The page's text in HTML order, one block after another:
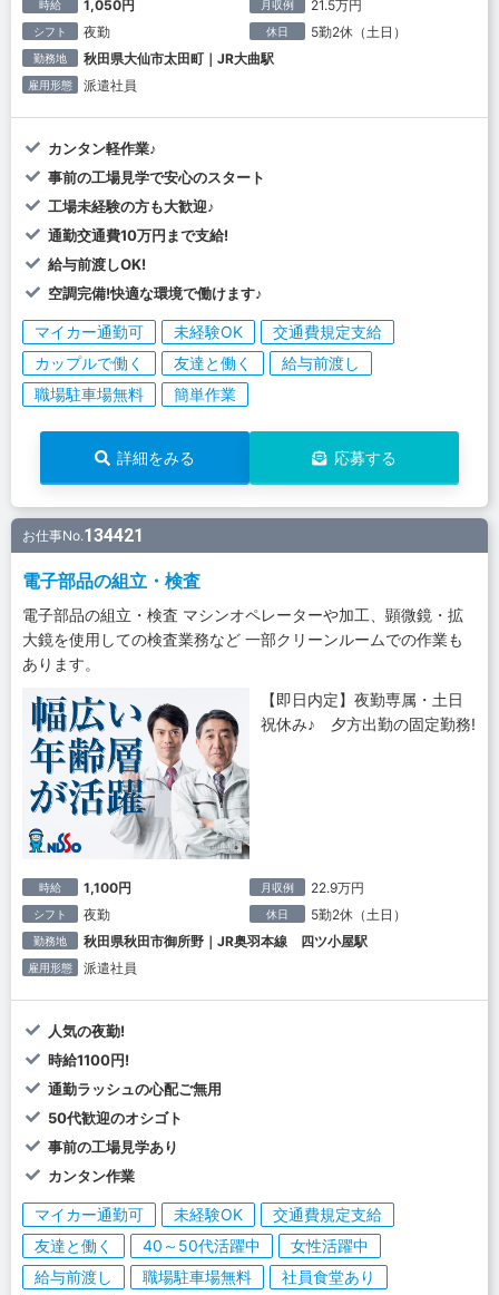
時給 1,050円 月収例 21.5万円
シフト 夜勤 休日 5勤2休（土日）
勤務地 秋田県大仙市太田町｜JR大曲駅
雇用形態 派遣社員
カンタン軽作業♪
事前の工場見学で安心のスタート
工場未経験の方も大歓迎♪
通勤交通費10万円まで支給!
給与前渡しOK!
空調完備!快適な環境で働けます♪
マイカー通勤可 未経験OK
交通費規定支給
カップルで働く
友達と働く
給与前渡し
職場駐車場無料
簡単作業
詳細をみる 応募する
お仕事No.134421
電子部品の組立・検査
電子部品の組立・検査 マシンオペレーターや加工、顕微鏡・拡
大鏡を使用しての検査業務など 一部クリーンルームでの作業も
あります。
【即日内定】夜勤専属・土日
祝休み♪ 夕方出勤の固定勤務!
時給 1,100円 月収例 22.9万円
シフト 夜勤 休日 5勤2休（土日）
勤務地 秋田県秋田市御所野｜JR奥羽本線 四ツ小屋駅
雇用形態 派遣社員
人気の夜勤!
時給1100円!
通勤ラッシュの心配ご無用
50代歓迎のオシゴト
事前の工場見学あり
カンタン作業
マイカー通勤可 未経験OK
交通費規定支給
友達と働く
40～50代活躍中
女性活躍中
給与前渡し
職場駐車場無料
社員食堂あり